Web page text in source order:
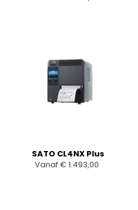
SATO CL4NX Plus
Vanaf€ 1.493,00